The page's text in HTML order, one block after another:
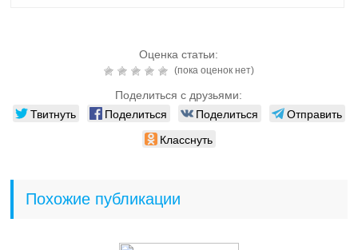
Оценка статьи:
(пока оценок нет)
Поделиться с друзьями:
Твитнуть Поделиться Поделиться
Отправить
Класснуть
Похожие публикации